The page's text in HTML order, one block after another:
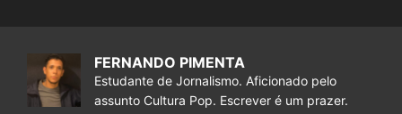
FERNANDO PIMENTA
Estudante de Jornalismo. Aficionado pelo
assunto Cultura Pop. Escrever é um prazer.